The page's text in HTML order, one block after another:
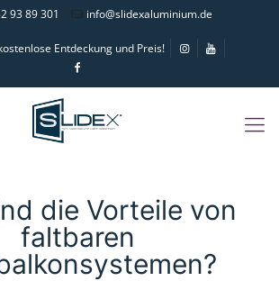
93 89 301 info@slidexaluminium.de
Entdeckung und Preis!
die Vorteile von
faltbaren